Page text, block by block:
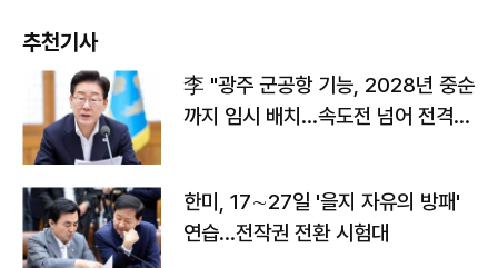
추천기사
李 "광주 군공항 기능, 2028년 중순
까지 임시 배치…속도전 넘어 전격
한미, 17∼27일 '을지 자유의 방패'
연습…전작권 전환 시험대